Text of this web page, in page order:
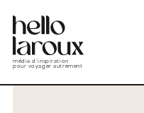
média d’inspiration
pour voyager autrement